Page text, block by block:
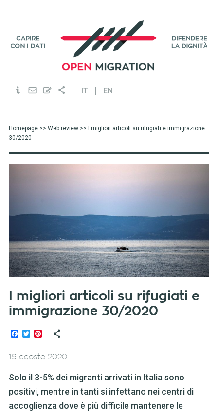
IT EN
Homepage>> Web review>> I migliori articoli su rifugiati e immigrazione
30/2020
I migliori articoli su rifugiati e
immigrazione 30/2020
Facebook
TwitterPinterest
19 agosto 2020
Solo il 3-5% dei migranti arrivati in Italia sono
positivi, mentre in tanti si infettano nei centri di
accoglienza dove è più difficile mantenere le